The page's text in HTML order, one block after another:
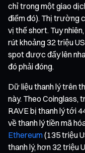
chỉ trong một giao
điểm đó). Thị trường
vị thế short. Tuy
rút khoảng 32 triệu
spot được đẩy lên
đó phải đóng.
Dữ liệu thanh lý trên
này. Theo Coinglass,
RAVE bị thanh lý tới
về thanh lý tiền mã
Ethereum(135 triệu
thanh lý, hơn 32 triệu